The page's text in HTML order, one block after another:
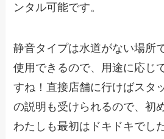
ンタル可能です。
静音タイプは水道がない場所
使用できるので、用途に応じ
すね！直接店舗に行けばスタ
の説明も受けられるので、初
わたしも最初はドキドキでし